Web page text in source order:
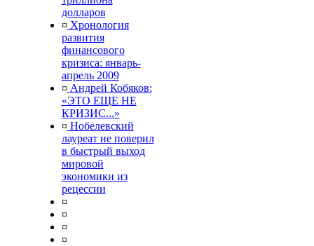
долларов
¤ Хронология
развития
финансового
кризиса: январь-
апрель 2009
¤ Андрей Кобяков:
«ЭТО ЕЩЕ НЕ
КРИЗИС...»
¤ Нобелевский
лауреат не поверил
в быстрый выход
мировой
экономики из
рецессии
¤
¤
¤
¤